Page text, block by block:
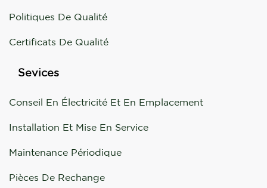
Politiques De Qualité
Certificats De Qualité
Sevices
Conseil En Électricité Et En Emplacement
Installation Et Mise En Service
Maintenance Périodique
Pièces De Rechange